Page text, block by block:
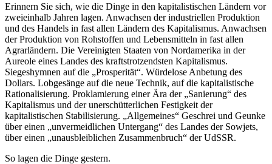
Erinnern Sie sich, wie die Dinge in den kapitalistischen Ländern vor
zweieinhalb Jahren lagen. Anwachsen der industriellen Produktion
und des Handels in fast allen Ländern des Kapitalismus. Anwachsen
der Produktion von Rohstoffen und Lebensmitteln in fast allen
Agrarländern. Die Vereinigten Staaten von Nordamerika in der
Aureole eines Landes des kraftstrotzendsten Kapitalismus.
Siegeshymnen auf die „Prosperität“. Würdelose Anbetung des
Dollars. Lobgesänge auf die neue Technik, auf die kapitalistische
Rationalisierung. Proklamierung einer Ära der „Sanierung“ des
Kapitalismus und der unerschütterlichen Festigkeit der
kapitalistischen Stabilisierung. „Allgemeines“ Geschrei und Geunke
über einen „unvermeidlichen Untergang“ des Landes der Sowjets,
über einen „unausbleiblichen Zusammenbruch“ der UdSSR.
So lagen die Dinge gestern.